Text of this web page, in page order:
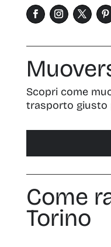
Scopri come
trasporto giusto
Come
Torino